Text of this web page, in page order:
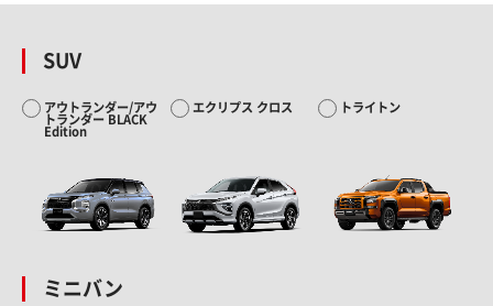
SUV
アウトランダー/アウ
トランダー BLACK
Edition
エクリプス クロス トライトン
ミニバン